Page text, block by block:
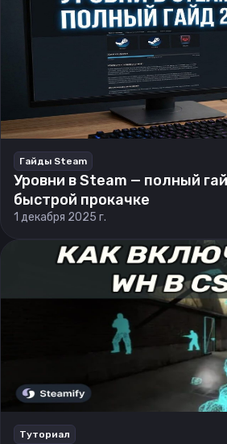
Гайды Steam
Уровни в Steam — полный
быстрой прокачке
1 декабря 2025 г.
Туториал